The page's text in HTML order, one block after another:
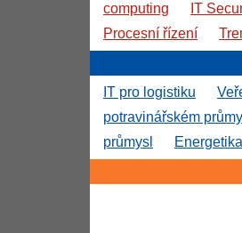
computing
IT
Procesní řízení
IT pro logistiku
potravinářském
průmysl